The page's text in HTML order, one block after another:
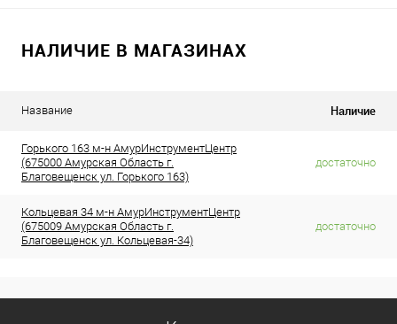
НАЛИЧИЕ В МАГАЗИНАХ
Название Наличие
Горького 163 м-н АмурИнструментЦентр
(675000 Амурская Область г.
Благовещенск ул. Горького 163)
достаточно
Кольцевая 34 м-н АмурИнструментЦентр
(675009 Амурская Область г.
Благовещенск ул. Кольцевая-34)
достаточно